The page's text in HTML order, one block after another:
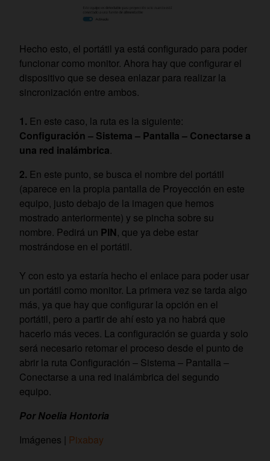
Hecho esto, el portátil ya está configurado para poder
funcionar como monitor. Ahora hay que configurar el
dispositivo que se desea enlazar para realizar la
sincronización entre ambos.
En este caso, la ruta es la siguiente:
Configuración – Sistema – Pantalla – Conectarse a
una red inalámbrica.
En este punto, se busca el nombre del portátil
(aparece en la propia pantalla de Proyección en este
equipo, justo debajo de la imagen que hemos
mostrado anteriormente) y se pincha sobre su
nombre. Pedirá un PIN, que ya debe estar
mostrándose en el portátil.
Y con esto ya estaría hecho el enlace para poder usar
un portátil como monitor. La primera vez se tarda algo
más, ya que hay que configurar la opción en el
portátil, pero a partir de ahí esto ya no habrá que
hacerlo más veces. La configuración se guarda y solo
será necesario retomar el proceso desde el punto de
abrir la ruta Configuración – Sistema – Pantalla –
Conectarse a una red inalámbrica del segundo
equipo.
Por Noelia Hontoria
Imágenes | Pixabay